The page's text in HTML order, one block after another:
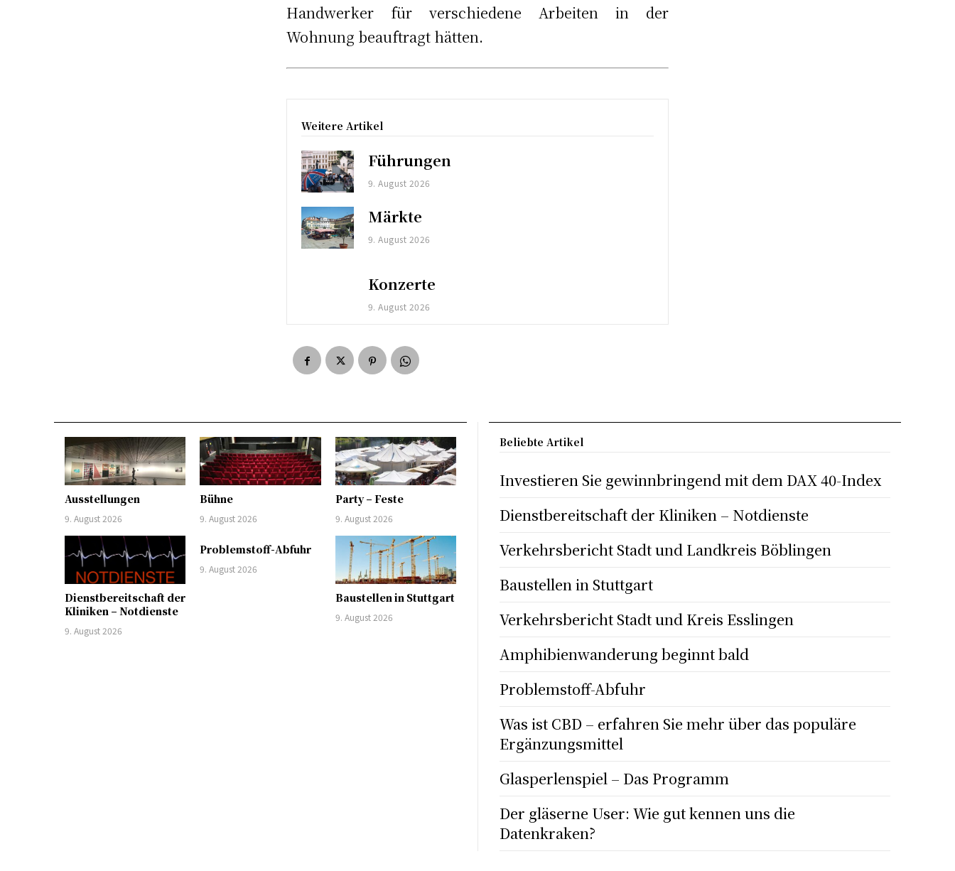
Handwerker für verschiedene Arbeiten in der
Wohnung beauftragt hätten.
Weitere Artikel
Führungen
9. August 2026
Märkte
9. August 2026
Konzerte
9. August 2026
Ausstellungen
9. August 2026
Bühne
9. August 2026
Party – Feste
9. August 2026
Dienstbereitschaft der
Kliniken – Notdienste
9. August 2026
Problemstoff-Abfuhr
9. August 2026
Baustellen in Stuttgart
9. August 2026
Beliebte Artikel
Investieren Sie gewinnbringend mit dem DAX 40-Index
Dienstbereitschaft der Kliniken – Notdienste
Verkehrsbericht Stadt und Landkreis Böblingen
Baustellen in Stuttgart
Verkehrsbericht Stadt und Kreis Esslingen
Amphibienwanderung beginnt bald
Problemstoff-Abfuhr
Was ist CBD – erfahren Sie mehr über das populäre
Ergänzungsmittel
Glasperlenspiel – Das Programm
Der gläserne User: Wie gut kennen uns die
Datenkraken?